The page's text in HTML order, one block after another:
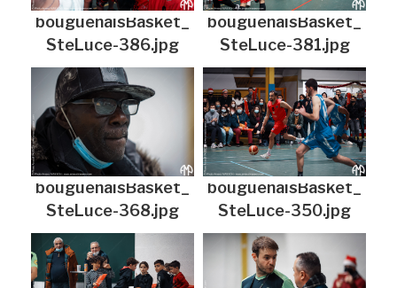
bouguenaisBasket_
SteLuce-386.jpg
bouguenaisBasket_
SteLuce-381.jpg
bouguenaisBasket_
SteLuce-368.jpg
bouguenaisBasket_
SteLuce-350.jpg